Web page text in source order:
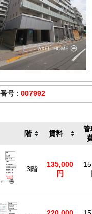
号 : 007992
階 賃料
管
3階
135,000
円